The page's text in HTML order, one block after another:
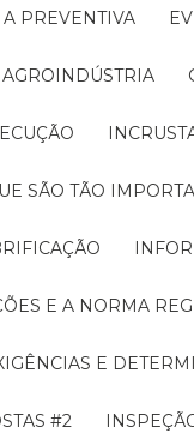
A PREVENTIVA
SÃO TÃO
E A NORMA
E
#2